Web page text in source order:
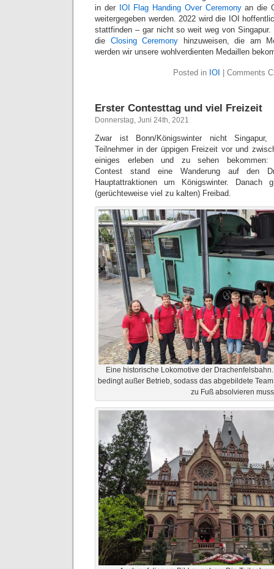
in der
IOI Flag Handing Over Ceremonyan die
weitergegeben werden. 2022 wird die IOI
stattfinden – gar nicht so weit weg von
die Closing Ceremony hinzuweisen, die am
werden wir unsere wohlverdienten Medaillen
Posted in IOI Comments
Erster Contesttag und viel Freizeit
Donnerstag, Juni 24th, 2021
Zwar ist Bonn/Königswinter nicht Singapur,
Teilnehmer in der üppigen Freizeit vor und
einiges erleben und zu sehen
Contest stand eine Wanderung auf den
Hauptattraktionen um Königswinter.
(gerüchteweise viel zu kalten) Freibad.
Eine historische Lokomotive der
bedingt außer Betrieb, sodass das abgebildete
zu Fuß absolvieren